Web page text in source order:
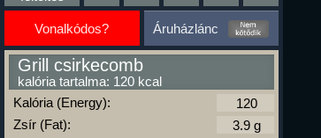
Vonalkódos? Áruházlánc
Grill csirkecomb
kalória tartalma: 120 kcal
Kalória (Energy):
Zsír (Fat):